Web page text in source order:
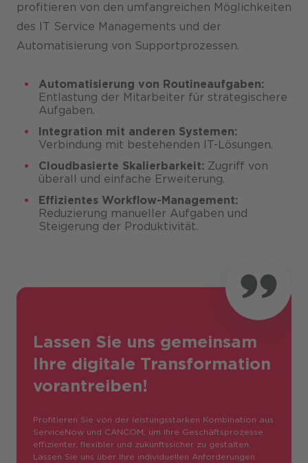
profitieren von den umfangreichen Möglichkeiten
des IT Service Managements und der
Automatisierung von Supportprozessen.
Automatisierung von Routineaufgaben:
Entlastung der Mitarbeiter für strategischere
Aufgaben.
Integration mit anderen Systemen:
Verbindung mit bestehenden IT-Lösungen.
Cloudbasierte Skalierbarkeit: Zugriff von
überall und einfache Erweiterung.
Effizientes Workflow-Management:
Reduzierung manueller Aufgaben und
Steigerung der Produktivität.
Lassen Sie uns gemeinsam
Ihre digitale Transformation
vorantreiben!
Profitieren Sie von der leistungsstarken Kombination aus
ServiceNow und CANCOM, um Ihre Geschäftsprozesse
effizienter, flexibler und zukunftssicher zu gestalten.
Lassen Sie uns über Ihre individuellen Anforderungen